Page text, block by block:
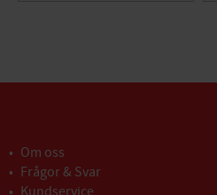
Om oss
Frågor & Svar